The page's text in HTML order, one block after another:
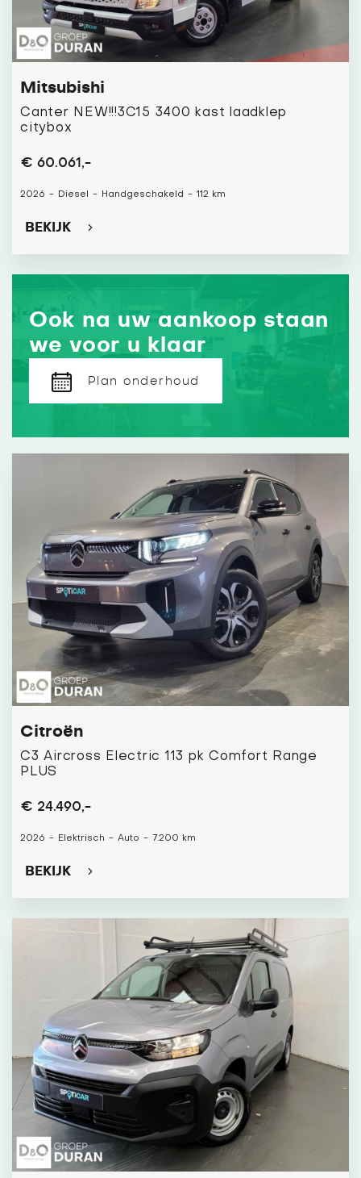
Mitsubishi
Canter NEW!!!3C15 3400 kast laadklep
citybox
€ 60.061,-
2026 - Diesel - Handgeschakeld - 112 km
BEKIJK
Ook na uw aankoop staan
we voor u klaar
Plan onderhoud
Citroën
C3 Aircross Electric 113 pk Comfort Range
PLUS
€ 24.490,-
2026 - Elektrisch - Auto - 7.200 km
BEKIJK